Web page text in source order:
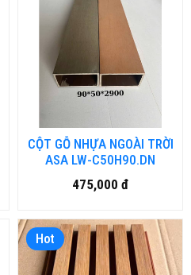
CỘT GỖ NHỰA NGOÀI TRỜI
ASA LW-C50H90.DN
475,000 đ
Hot